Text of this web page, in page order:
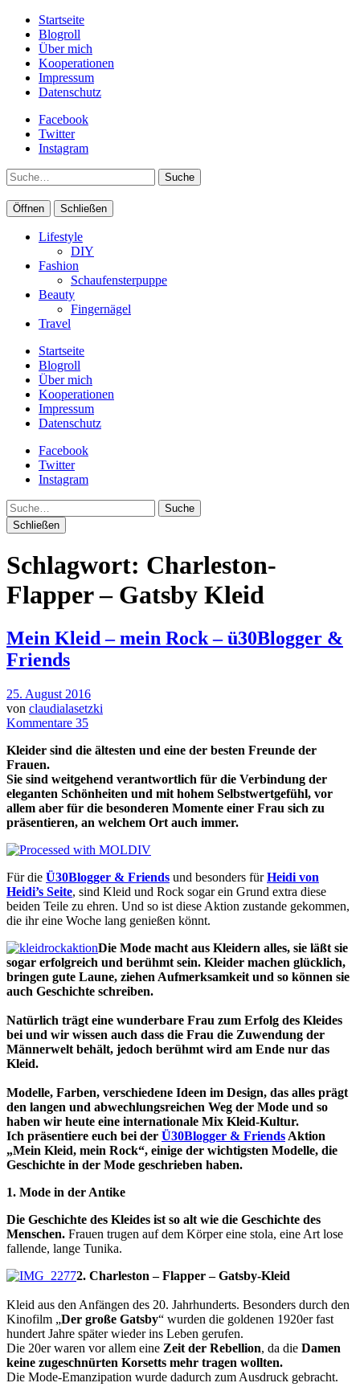
Startseite
Blogroll
Über mich
Kooperationen
Impressum
Datenschutz
Facebook
Twitter
Instagram
Suche
Öffnen Schließen
Lifestyle
DIY
Fashion
Schaufensterpuppe
Beauty
Fingernägel
Travel
Startseite
Blogroll
Über mich
Kooperationen
Impressum
Datenschutz
Facebook
Twitter
Instagram
Suche
Schließen
Schlagwort: Charleston-
Flapper – Gatsby Kleid
Mein Kleid – mein Rock – ü30Blogger &
Friends
25. August 2016
von claudialasetzki
Kommentare 35
Kleider sind die ältesten und eine der besten Freunde der
Frauen.
Sie sind weitgehend verantwortlich für die Verbindung der
eleganten Schönheiten und mit hohem Selbstwertgefühl, vor
allem aber für die besonderen Momente einer Frau sich zu
präsentieren, an welchem Ort auch immer.
Für die Ü30Blogger & Friends und besonders fürHeidi von
Heidi’s Seite, sind Kleid und Rock sogar ein Grund extra diese
beiden Teile zu ehren. Und so ist diese Aktion zustande gekommen,
die ihr eine Woche lang genießen könnt.
Die Mode macht aus Kleidern alles, sie läßt sie
sogar erfolgreich und berühmt sein. Kleider machen glücklich,
bringen gute Laune, ziehen Aufmerksamkeit und so können sie
auch Geschichte schreiben.
Natürlich trägt eine wunderbare Frau zum Erfolg des Kleides
bei und wir wissen auch dass die Frau die Zuwendung der
Männerwelt behält, jedoch berühmt wird am Ende nur das
Kleid.
Modelle, Farben, verschiedene Ideen im Design, das alles prägt
den langen und abwechlungsreichen Weg der Mode und so
haben wir heute eine internationale Mix Kleid-Kultur.
Ich präsentiere euch bei der Ü30Blogger & Friends Aktion
„Mein Kleid, mein Rock“, einige der wichtigsten Modelle, die
Geschichte in der Mode geschrieben haben.
1. Mode in der Antike
Die Geschichte des Kleides ist so alt wie die Geschichte des
Menschen. Frauen trugen auf dem Körper eine stola, eine Art lose
fallende, lange Tunika.
2. Charleston – Flapper – Gatsby-Kleid
Kleid aus den Anfängen des 20. Jahrhunderts. Besonders durch den
Kinofilm „Der große Gatsby“ wurden die goldenen 1920er fast
hundert Jahre später wieder ins Leben gerufen.
Die 20er waren vor allem eine Zeit der Rebellion, da die Damen
keine zugeschnürten Korsetts mehr tragen wollten.
Die Mode-Emanzipation wurde dadurch zum Ausdruck gebracht.